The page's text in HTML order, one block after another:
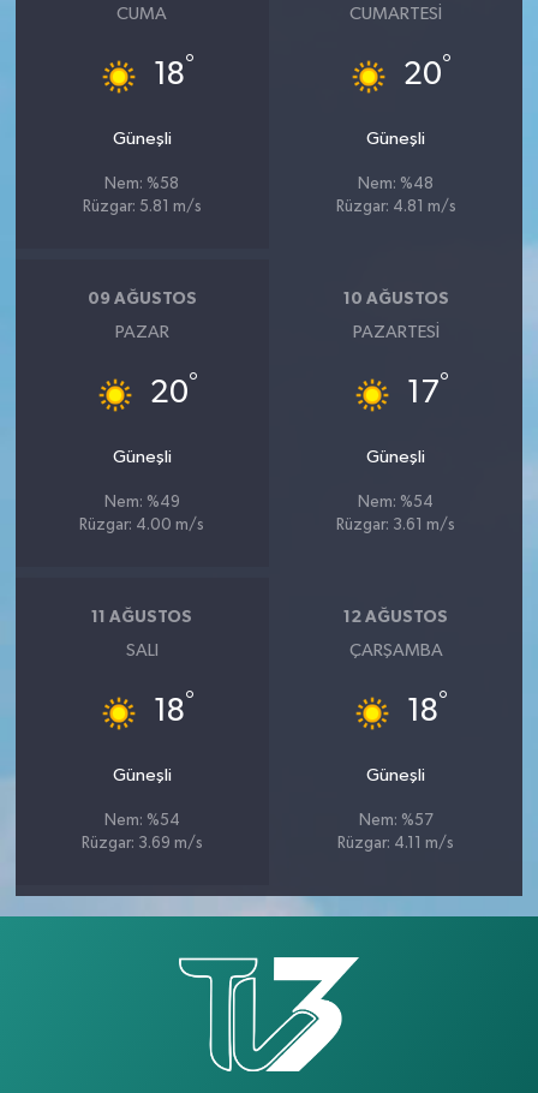
CUMA
18°
Güneşli
Nem: %58
Rüzgar: 5.81 m/s
CUMARTESI
20°
Güneşli
Nem: %48
Rüzgar: 4.81 m/s
09 AĞUSTOS
PAZAR
20°
Güneşli
Nem: %49
Rüzgar: 4.00 m/s
10 AĞUSTOS
PAZARTESI
17°
Güneşli
Nem: %54
Rüzgar: 3.61 m/s
11 AĞUSTOS
SALI
18°
Güneşli
Nem: %54
Rüzgar: 3.69 m/s
12 AĞUSTOS
ÇARŞAMBA
18°
Güneşli
Nem: %57
Rüzgar: 4.11 m/s